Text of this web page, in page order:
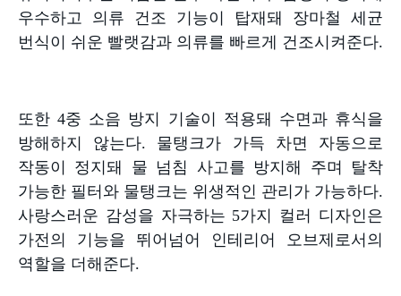
우수하고 의류 건조 기능이 탑재돼 장마철 세균
번식이 쉬운 빨랫감과 의류를 빠르게 건조시켜준다.
또한 4중 소음 방지 기술이 적용돼 수면과 휴식을
방해하지 않는다. 물탱크가 가득 차면 자동으로
작동이 정지돼 물 넘침 사고를 방지해 주며 탈착
가능한 필터와 물탱크는 위생적인 관리가 가능하다.
사랑스러운 감성을 자극하는 5가지 컬러 디자인은
가전의 기능을 뛰어넘어 인테리어 오브제로서의
역할을 더해준다.